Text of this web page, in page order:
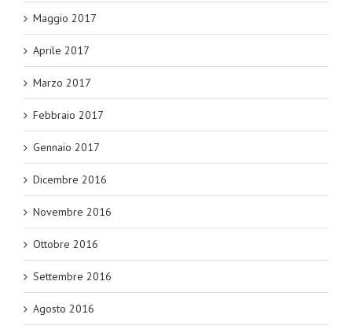
Maggio 2017
Aprile 2017
Marzo 2017
Febbraio 2017
Gennaio 2017
Dicembre 2016
Novembre 2016
Ottobre 2016
Settembre 2016
Agosto 2016